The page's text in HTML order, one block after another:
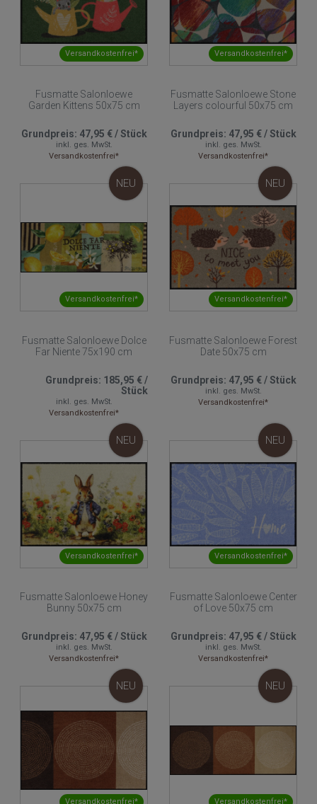
Versandkostenfrei*
Fusmatte Salonloewe
Garden Kittens 50x75 cm
Grundpreis: 47,95 €/Stück
inkl. ges. MwSt.
Versandkostenfrei*
Versandkostenfrei*
Fusmatte Salonloewe Stone
Layers colourful 50x75 cm
Grundpreis: 47,95 €/Stück
inkl. ges. MwSt.
Versandkostenfrei*
Versandkostenfrei*
NEU
Fusmatte Salonloewe Dolce
Far Niente 75x190 cm
Grundpreis: 185,95 €/
Stück
inkl. ges. MwSt.
Versandkostenfrei*
Versandkostenfrei*
NEU
Fusmatte Salonloewe Forest
Date 50x75 cm
Grundpreis: 47,95 €/Stück
inkl. ges. MwSt.
Versandkostenfrei*
Versandkostenfrei*
NEU
Fusmatte Salonloewe Honey
Bunny 50x75 cm
Grundpreis: 47,95 €/Stück
inkl. ges. MwSt.
Versandkostenfrei*
Versandkostenfrei*
NEU
Fusmatte Salonloewe Center
of Love 50x75 cm
Grundpreis: 47,95 €/Stück
inkl. ges. MwSt.
Versandkostenfrei*
Versandkostenfrei*
NEU
Versandkostenfrei*
NEU